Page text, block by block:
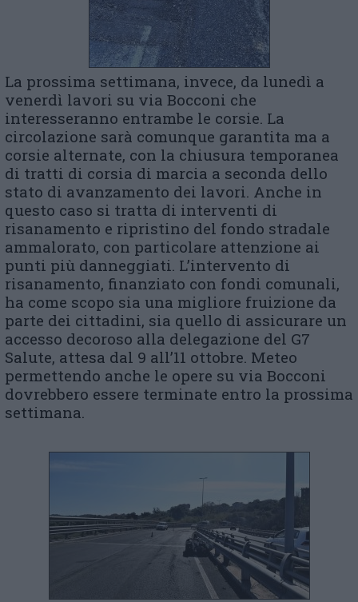
La prossima settimana, invece, da lunedì a
venerdì lavori su via Bocconi che
interesseranno entrambe le corsie. La
circolazione sarà comunque garantita ma a
corsie alternate, con la chiusura temporanea
di tratti di corsia di marcia a seconda dello
stato di avanzamento dei lavori. Anche in
questo caso si tratta di interventi di
risanamento e ripristino del fondo stradale
ammalorato, con particolare attenzione ai
punti più danneggiati. L’intervento di
risanamento, finanziato con fondi comunali,
ha come scopo sia una migliore fruizione da
parte dei cittadini, sia quello di assicurare un
accesso decoroso alla delegazione del G7
Salute, attesa dal 9 all’11 ottobre. Meteo
permettendo anche le opere su via Bocconi
dovrebbero essere terminate entro la prossima
settimana.